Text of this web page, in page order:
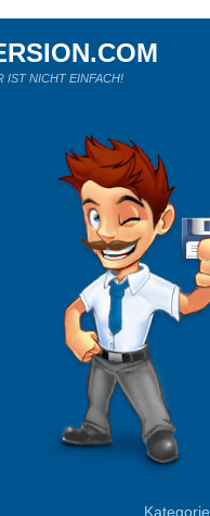
Kategorie
IST NICHT EINFACH!